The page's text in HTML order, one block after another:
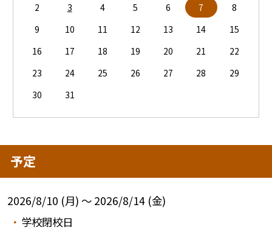
2
3 4 5 6 7
8
9
10 11 12 13 14
15
16
17 18 19 20 21
22
23
24 25 26 27 28
29
30
31
予定
2026/8/10 (月) ～ 2026/8/14 (金)
学校閉校日